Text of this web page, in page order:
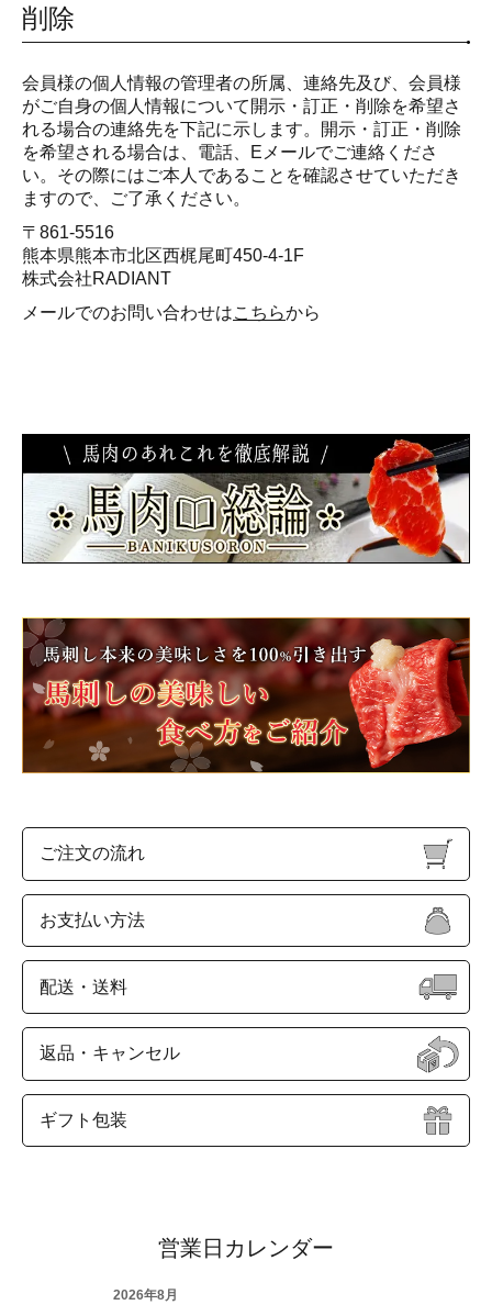
削除
会員様の個人情報の管理者の所属、連絡先及び、会員様
がご自身の個人情報について開示・訂正・削除を希望さ
れる場合の連絡先を下記に示します。開示・訂正・削除
を希望される場合は、電話、Eメールでご連絡くださ
い。その際にはご本人であることを確認させていただき
ますので、ご了承ください。
〒861-5516
熊本県熊本市北区西梶尾町450-4-1F
株式会社RADIANT
メールでのお問い合わせはこちらから
ご注文の流れ
お支払い方法
配送・送料
返品・キャンセル
ギフト包装
営業日カレンダー
2026年8月